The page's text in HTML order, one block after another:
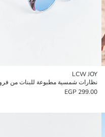
LCW JOY
نظارات شمسية مطبوعة للبنات من
299.00 EGP